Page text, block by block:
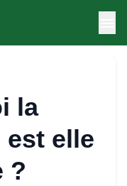
la
elle
?